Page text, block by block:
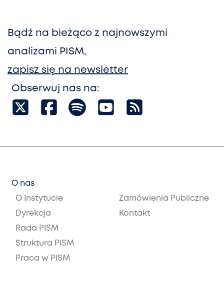
Bądź na bieżąco z najnowszymi
analizami PISM,
zapisz się na newsletter
Obserwuj nas na:
O nas
O Instytucie
Dyrekcja
Rada PISM
Struktura PISM
Praca w PISM
Zamówienia Publiczne
Kontakt